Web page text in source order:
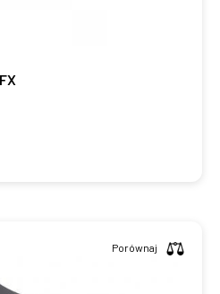
Porównaj